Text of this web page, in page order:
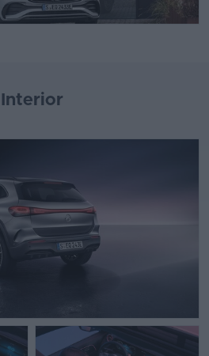
Interior